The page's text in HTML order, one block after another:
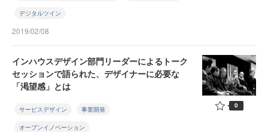
デジタルツイン
2019/02/08
インハウスデザイン部門リーダーによるトーク
セッションで語られた、デザイナーに必要な
「渇望感」とは
サービスデザイン 事業開発
オープンイノベーション
0